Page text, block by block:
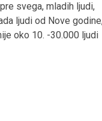
svega, mladih ljudi,
ljudi od Nove
oko 10. -30.000 ljudi